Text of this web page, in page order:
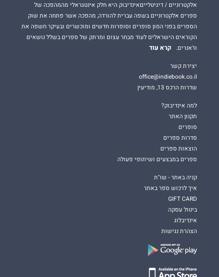
אלקטרוניים / דיגיטלייםאינדיבוק היא חלק אינטגראלי מהמהפכה של
ספרים אלקטרוניים בשפה עברית להורדה, מהפכה אשר פתחה את שוק
הספרים בפני המון סופרים וסופרות חדשים ומוכשרים ובעיקר חשפה את
הקוראים הישראלים לעוד מבחר עצום ומרתק של ספרים בשלל נושאים
וז'אנרים.
קרא עוד
יצירת קשר
office@indiebook.co.il
שדרות הרכס 13, מודיעין
למה אינדיבוק?
תקנון האתר
סופרים
סדרות ספרים
הוצאות ספרים
ספרים במבצעים ושיתופי פעולה
קניה באתר - שו"ת
איך לרכוש ספר באתר
GIFT CARD
ביטול עסקה
אינדיבלוג
הצהרת נגישות